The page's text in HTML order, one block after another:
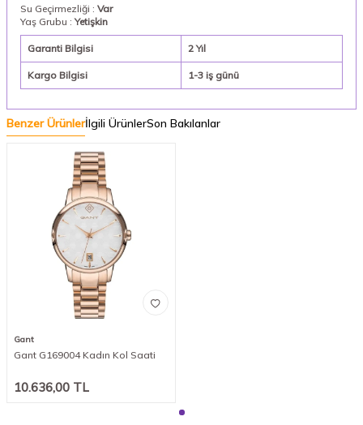
Su Geçirmezliği : Var
Yaş Grubu :Yetişkin
Garanti Bilgisi 2 Yıl
Kargo Bilgisi 1-3 iş günü
Benzer Ürünlerİlgili ÜrünlerSon Bakılanlar
Gant
Gant G169004 Kadın Kol Saati
10.636,00 TL